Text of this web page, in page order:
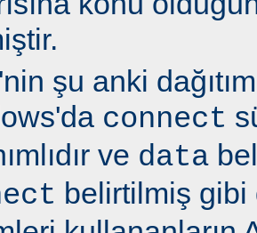
şu anki
connect
ve data
belirtilmiş gibi